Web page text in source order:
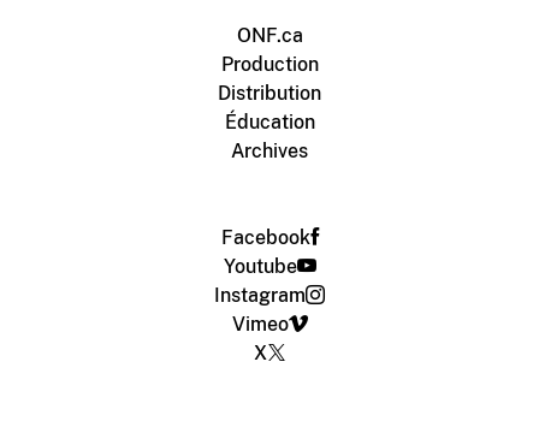
ONF.ca
Production
Distribution
Éducation
Archives
Facebook
Youtube
Instagram
Vimeo
X